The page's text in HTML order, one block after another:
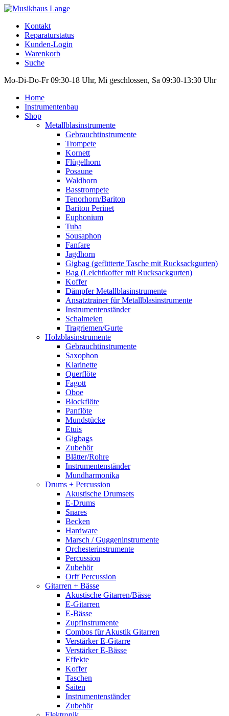
Kontakt
Reparaturstatus
Kunden-Login
Warenkorb
Suche
Mo-Di-Do-Fr 09:30-18 Uhr, Mi geschlossen, Sa 09:30-13:30 Uhr
Home
Instrumentenbau
Shop
Metallblasinstrumente
Gebrauchtinstrumente
Trompete
Kornett
Flügelhorn
Posaune
Waldhorn
Basstrompete
Tenorhorn/Bariton
Bariton Perinet
Euphonium
Tuba
Sousaphon
Fanfare
Jagdhorn
Gigbag (gefütterte Tasche mit Rucksackgurten)
Bag (Leichtkoffer mit Rucksackgurten)
Koffer
Dämpfer Metallblasinstrumente
Ansatztrainer für Metallblasinstrumente
Instrumentenständer
Schalmeien
Tragriemen/Gurte
Holzblasinstrumente
Gebrauchtinstrumente
Saxophon
Klarinette
Querflöte
Fagott
Oboe
Blockflöte
Panflöte
Mundstücke
Etuis
Gigbags
Zubehör
Blätter/Rohre
Instrumentenständer
Mundharmonika
Drums + Percussion
Akustische Drumsets
E-Drums
Snares
Becken
Hardware
Marsch / Guggeninstrumente
Orchesterinstrumente
Percussion
Zubehör
Orff Percussion
Gitarren + Bässe
Akustische Gitarren/Bässe
E-Gitarren
E-Bässe
Zupfinstrumente
Combos für Akustik Gitarren
Verstärker E-Gitarre
Verstärker E-Bässe
Effekte
Koffer
Taschen
Saiten
Instrumentenständer
Zubehör